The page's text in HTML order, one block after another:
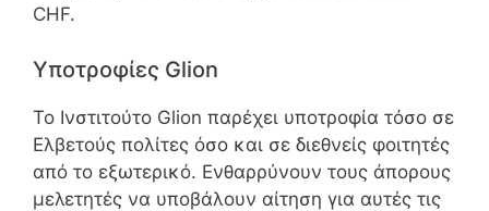
CHF.
Υποτροφίες Glion
Το Ινστιτούτο Glion παρέχει υποτροφία τόσο σε
Ελβετούς πολίτες όσο και σε διεθνείς φοιτητές
από το εξωτερικό. Ενθαρρύνουν τους άπορους
μελετητές να υποβάλουν αίτηση για αυτές τις